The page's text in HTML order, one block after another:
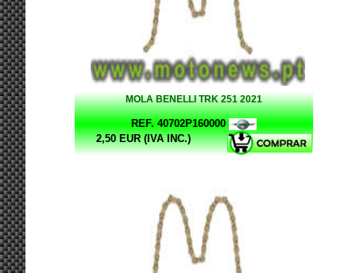
MOLA BENELLI TRK 251 2021
REF. 40702P160000
2,50 EUR (IVA INC.)